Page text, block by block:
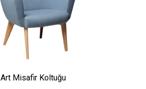
Art Misafir Koltuğu